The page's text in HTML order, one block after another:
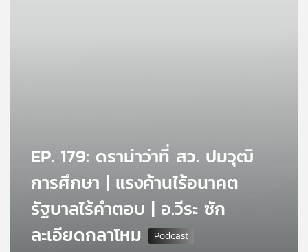
แผนที่
EP. 179: ดราม่าว่าที่ สว. ปมวุฒิ
การศึกษา | แรงค้านไร้อนาคต
รัฐบาลไร้คำตอบ | อ.วีระ ซัก
ละเอียดกลาโหม